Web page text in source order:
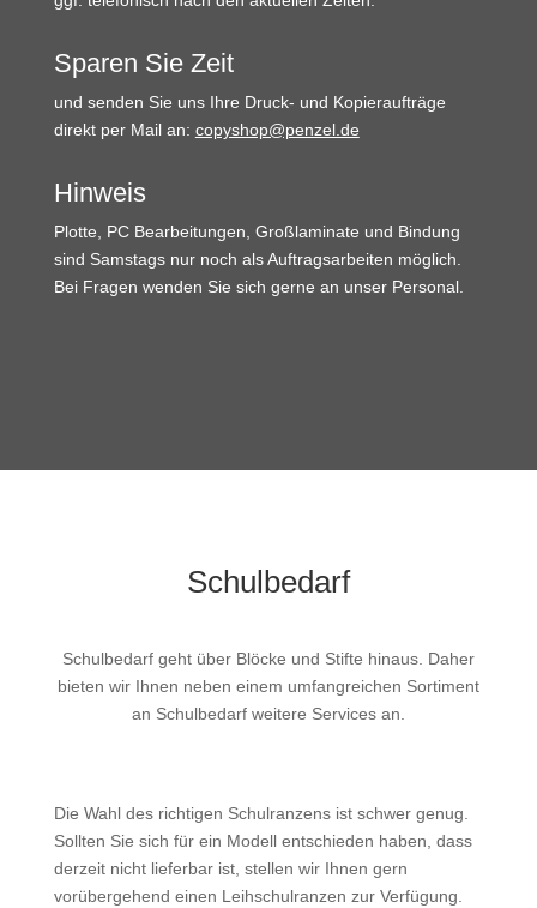
Sparen Sie Zeit
und senden Sie uns Ihre Druck- und Kopieraufträge
direkt per Mail an: copyshop@penzel.de
Hinweis
Plotte, PC Bearbeitungen, Großlaminate und Bindung
sind Samstags nur noch als Auftragsarbeiten möglich.
Bei Fragen wenden Sie sich gerne an unser Personal.
Schulbedarf
Schulbedarf geht über Blöcke und Stifte hinaus. Daher
bieten wir Ihnen neben einem umfangreichen Sortiment
an Schulbedarf weitere Services an.
Die Wahl des richtigen Schulranzens ist schwer genug.
Sollten Sie sich für ein Modell entschieden haben, dass
derzeit nicht lieferbar ist, stellen wir Ihnen gern
vorübergehend einen Leihschulranzen zur Verfügung.